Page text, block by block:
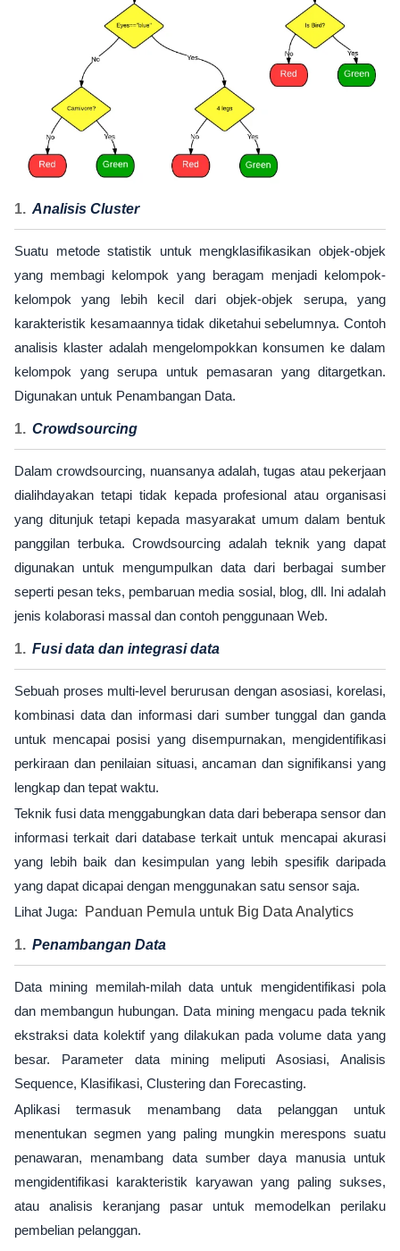
Analisis Cluster
Suatu metode statistik untuk mengklasifikasikan objek-objek
yang membagi kelompok yang beragam menjadi kelompok-
kelompok yang lebih kecil dari objek-objek serupa, yang
karakteristik kesamaannya tidak diketahui sebelumnya. Contoh
analisis klaster adalah mengelompokkan konsumen ke dalam
kelompok yang serupa untuk pemasaran yang ditargetkan.
Digunakan untuk Penambangan Data.
Crowdsourcing
Dalam crowdsourcing, nuansanya adalah, tugas atau pekerjaan
dialihdayakan tetapi tidak kepada profesional atau organisasi
yang ditunjuk tetapi kepada masyarakat umum dalam bentuk
panggilan terbuka. Crowdsourcing adalah teknik yang dapat
digunakan untuk mengumpulkan data dari berbagai sumber
seperti pesan teks, pembaruan media sosial, blog, dll. Ini adalah
jenis kolaborasi massal dan contoh penggunaan Web.
Fusi data dan integrasi data
Sebuah proses multi-level berurusan dengan asosiasi, korelasi,
kombinasi data dan informasi dari sumber tunggal dan ganda
untuk mencapai posisi yang disempurnakan, mengidentifikasi
perkiraan dan penilaian situasi, ancaman dan signifikansi yang
lengkap dan tepat waktu.
Teknik fusi data menggabungkan data dari beberapa sensor dan
informasi terkait dari database terkait untuk mencapai akurasi
yang lebih baik dan kesimpulan yang lebih spesifik daripada
yang dapat dicapai dengan menggunakan satu sensor saja.
Lihat Juga:
Panduan Pemula untuk Big Data Analytics
Penambangan Data
Data mining memilah-milah data untuk mengidentifikasi pola
dan membangun hubungan. Data mining mengacu pada teknik
ekstraksi data kolektif yang dilakukan pada volume data yang
besar. Parameter data mining meliputi Asosiasi, Analisis
Sequence, Klasifikasi, Clustering dan Forecasting.
Aplikasi termasuk menambang data pelanggan untuk
menentukan segmen yang paling mungkin merespons suatu
penawaran, menambang data sumber daya manusia untuk
mengidentifikasi karakteristik karyawan yang paling sukses,
atau analisis keranjang pasar untuk memodelkan perilaku
pembelian pelanggan.